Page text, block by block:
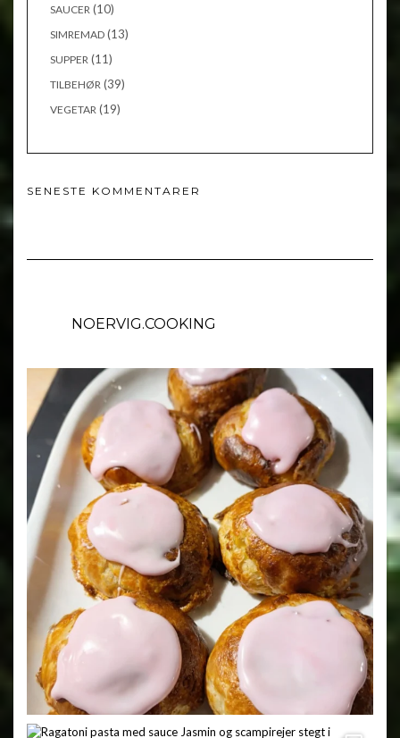
SAUCER (10)
SIMREMAD (13)
SUPPER (11)
TILBEHØR (39)
VEGETAR (19)
SENESTE KOMMENTARER
NOERVIG.COOKING